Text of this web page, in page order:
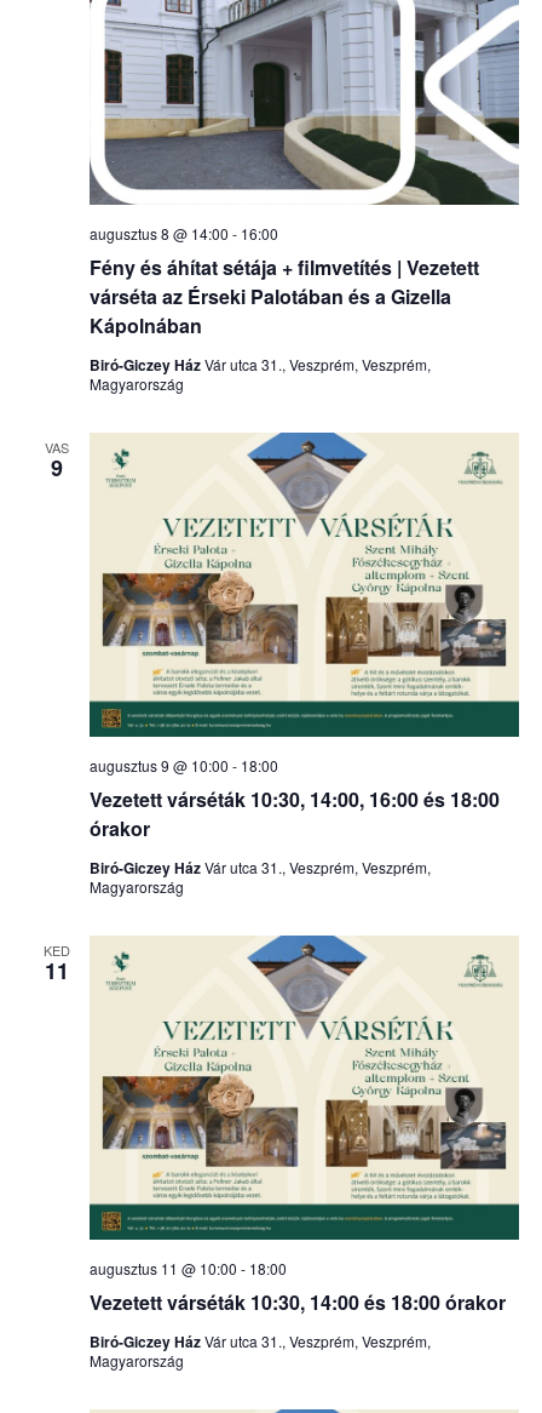
Fény és áhítat sétája + filmvetítés | Vezetett
várséta az Érseki Palotában és a Gizella
Kápolnában
augusztus 8 @ 14:00 - 16:00
Biró-Giczey HázVár utca 31., Veszprém, Veszprém,
Magyarország
VAS
9
Vezetett várséták 10:30, 14:00, 16:00 és 18:00
órakor
augusztus 9 @ 10:00 - 18:00
Biró-Giczey HázVár utca 31., Veszprém, Veszprém,
Magyarország
KED
11
Vezetett várséták 10:30, 14:00 és 18:00 órakor
augusztus 11 @ 10:00 - 18:00
Biró-Giczey HázVár utca 31., Veszprém, Veszprém,
Magyarország